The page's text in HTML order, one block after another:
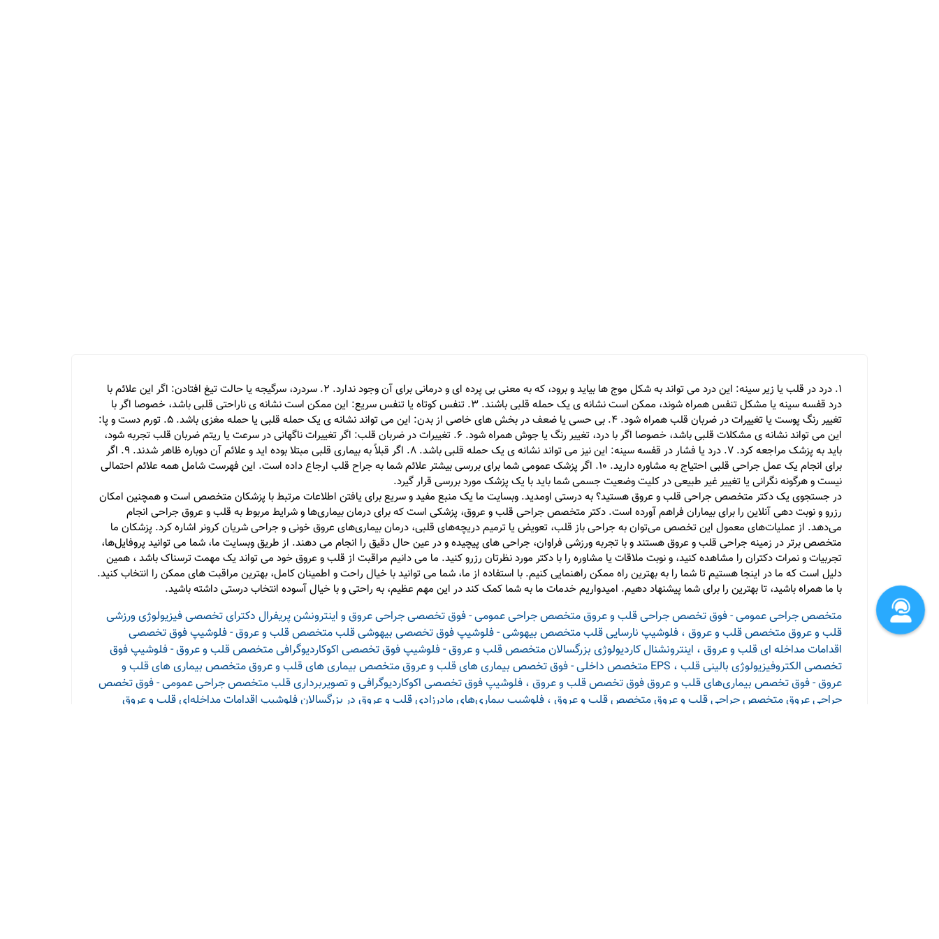
1. درد در قلب یا زیر سینه: این درد می تواند به شکل موج ها بیاید و برود، که به معنی بی پرده ای و درمانی برای آن وجود ندارد. 2. سردرد، سرگیجه یا حالت تیغ افتادن: اگر این علائم با
درد قفسه سینه یا مشکل تنفس همراه شوند، ممکن است نشانه ی یک حمله قلبی باشند. 3. تنفس کوتاه یا تنفس سریع: این ممکن است نشانه ی ناراحتی قلبی باشد، خصوصا اگر با
تغییر رنگ پوست یا تغییرات در ضربان قلب همراه شود. 4. بی حسی یا ضعف در بخش های خاصی از بدن: این می تواند نشانه ی یک حمله قلبی یا حمله مغزی باشد. 5. تورم دست و پا:
این می تواند نشانه ی مشکلات قلبی باشد، خصوصا اگر با درد، تغییر رنگ یا جوش همراه شود. 6. تغییرات در ضربان قلب: اگر تغییرات ناگهانی در سرعت یا ریتم ضربان قلب تجربه شود،
باید به پزشک مراجعه کرد. 7. درد یا فشار در قفسه سینه: این نیز می تواند نشانه ی یک حمله قلبی باشد. 8. اگر قبلاً به بیماری قلبی مبتلا بوده اید و علائم آن دوباره ظاهر شدند. 9. اگر
برای انجام یک عمل جراحی قلبی احتیاج به مشاوره دارید. 10. اگر پزشک عمومی شما برای بررسی بیشتر علائم شما به جراح قلب ارجاع داده است. این فهرست شامل همه علائم احتمالی
نیست و هرگونه نگرانی یا تغییر غیر طبیعی در کلیت وضعیت جسمی شما باید با یک پزشک مورد بررسی قرار گیرد.
در جستجوی یک دکتر متخصص جراحی قلب و عروق هستید؟ به درستی اومدید. وبسایت ما یک منبع مفید و سریع برای یافتن اطلاعات مرتبط با پزشکان متخصص است و همچنین امکان
رزرو و نوبت دهی آنلاین را برای بیماران فراهم آورده است. دکتر متخصص جراحی قلب و عروق، پزشکی است که برای درمان بیماری‌ها و شرایط مربوط به قلب و عروق جراحی انجام
می‌دهد. از عملیات‌های معمول این تخصص می‌توان به جراحی باز قلب، تعویض یا ترمیم دریچه‌های قلبی، درمان بیماری‌های عروق خونی و جراحی شریان کرونر اشاره کرد. پزشکان ما
متخصص برتر در زمینه جراحی قلب و عروق هستند و با تجربه ورزشی فراوان، جراحی های پیچیده و در عین حال دقیق را انجام می دهند. از طریق وبسایت ما، شما می توانید پروفایل‌ها،
تجربیات و نمرات دکتران را مشاهده کنید، و نوبت ملاقات یا مشاوره را با دکتر مورد نظرتان رزرو کنید. ما می دانیم مراقبت از قلب و عروق خود می تواند یک مهمت ترسناک باشد ، همین
دلیل است که ما در اینجا هستیم تا شما را به بهترین راه ممکن راهنمایی کنیم. با استفاده از ما، شما می توانید با خیال راحت و اطمینان کامل، بهترین مراقبت های ممکن را انتخاب کنید.
با ما همراه باشید، تا بهترین را برای شما پیشنهاد دهیم. امیدواریم خدمات ما به شما کمک کند در این مهم عظیم، به راحتی و با خیال آسوده انتخاب درستی داشته باشید.
متخصص جراحی عمومی - فوق تخصص جراحی قلب و عروقمتخصص جراحی عمومی - فوق تخصصی جراحی عروق و اینترونشن پریفرال دکترای تخصصی فیزیولوژی ورزشی
قلب و عروقمتخصص قلب و عروق ، فلوشیپ نارسایی قلبمتخصص بیهوشی - فلوشیپ فوق تخصصی بیهوشی قلبمتخصص قلب و عروق - فلوشیپ فوق تخصصی
اقدامات مداخله ای قلب و عروق ، اینترونشنال کاردیولوژی بزرگسالانمتخصص قلب و عروق - فلوشیپ فوق تخصصی اکوکاردیوگرافیمتخصص قلب و عروق - فلوشیپ فوق
تخصصی الکتروفیزیولوژی بالینی قلب ، EPS
متخصص داخلی - فوق تخصص بیماری های قلب و عروقمتخصص بیماری های قلب و عروقمتخصص بیماری های قلب و
عروق - فوق تخصص بیماری‌های قلب و عروقفوق تخصص قلب و عروق ، فلوشیپ فوق تخصصی اکوکاردیوگرافی و تصویربرداری قلبمتخصص جراحی عمومی - فوق تخصص
جراحی عروقمتخصص جراحی قلب و عروقمتخصص قلب و عروق ، فلوشیپ بیماری‌های مادرزادی قلب و عروق در بزرگسالانفلوشیپ اقدامات مداخله‌ای قلب و عروق